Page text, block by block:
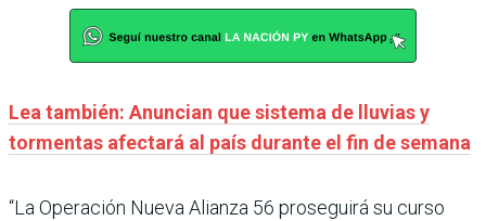
Lea también: Anuncian que sistema de lluvias y
tormentas afectará al país durante el fin de semana
“La Operación Nueva Alianza 56 proseguirá su curso